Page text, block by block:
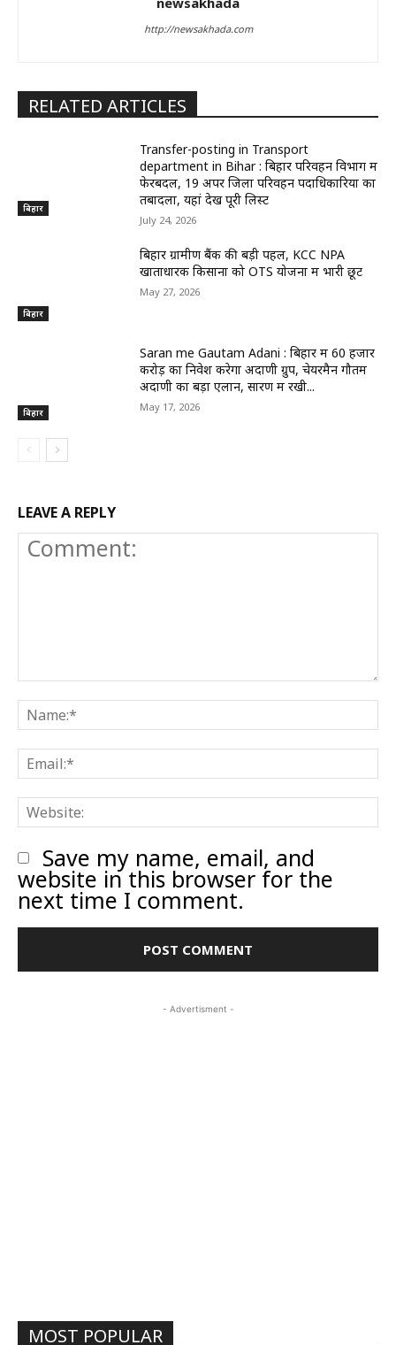
http://newsakhada.com
RELATED ARTICLES
बिहार
Transfer-posting in Transport
department in Bihar : बिहार परिवहन विभाग में
फेरबदल, 19 अपर जिला परिवहन पदाधिकारियों का
तबादला, यहां देखें पूरी लिस्ट
July 24, 2026
बिहार
बिहार ग्रामीण बैंक की बड़ी पहल, KCC NPA
खाताधारक किसानों को OTS योजना में भारी छूट
May 27, 2026
बिहार
Saran me Gautam Adani : बिहार में 60 हजार
करोड़ का निवेश करेगा अदाणी ग्रुप, चेयरमैन गौतम
अदाणी का बड़ा एलान, सारण में रखी...
May 17, 2026
LEAVE A REPLY
Comment:
Save my name, email, and
website in this browser for the
next time I comment.
- Advertisment -
MOST POPULAR